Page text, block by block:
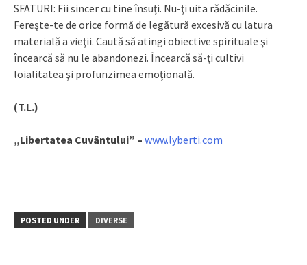
SFATURI: Fii sincer cu tine însuţi. Nu-ţi uita rădăcinile.
Fereşte-te de orice formă de legătură excesivă cu latura
materială a vieţii. Caută să atingi obiective spirituale şi
încearcă să nu le abandonezi. Încearcă să-ţi cultivi
loialitatea şi profunzimea emoţională.
(T.L.)
„Libertatea Cuvântului” – www.lyberti.com
POSTED UNDER DIVERSE